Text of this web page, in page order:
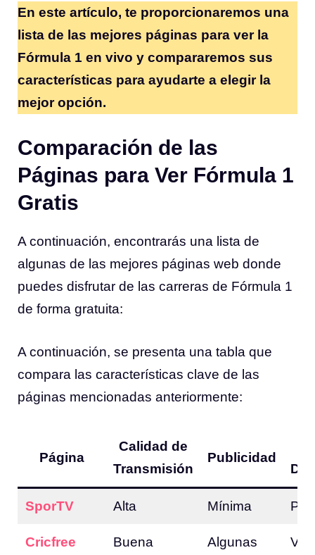
En este artículo, te proporcionaremos una
lista de las mejores páginas para ver la
Fórmula 1 en vivo y compararemos sus
características para ayudarte a elegir la
mejor opción.
Comparación de las
Páginas para Ver Fórmula 1
Gratis
A continuación, encontrarás una lista de
algunas de las mejores páginas web donde
puedes disfrutar de las carreras de Fórmula 1
de forma gratuita:
A continuación, se presenta una tabla que
compara las características clave de las
páginas mencionadas anteriormente:
Página
Calidad de
Transmisión
Publicidad
SporTV Alta Mínima
Cricfree Buena Algunas